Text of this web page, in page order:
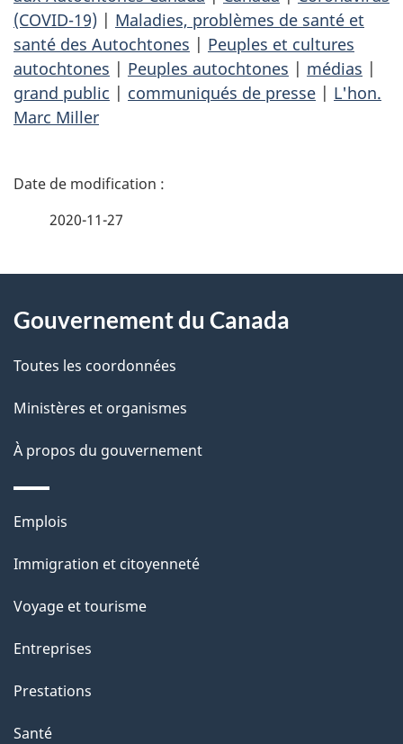
(COVID-19) | Maladies, problèmes de santé et
santé des Autochtones | Peuples et cultures
autochtones | Peuples autochtones | médias |
grand public | communiqués de presse | L'hon.
Marc Miller
D
i
l
s
d
e
l
a
p
a
g
e
2020-11-27
propos
de
ce
site
Gouvernement du Canada
Toutes les coordonnées
Ministères et organismes
À propos du gouvernement
Thèmes
sujets
Emplois
Immigration et citoyenneté
Voyage et tourisme
Entreprises
Prestations
Santé